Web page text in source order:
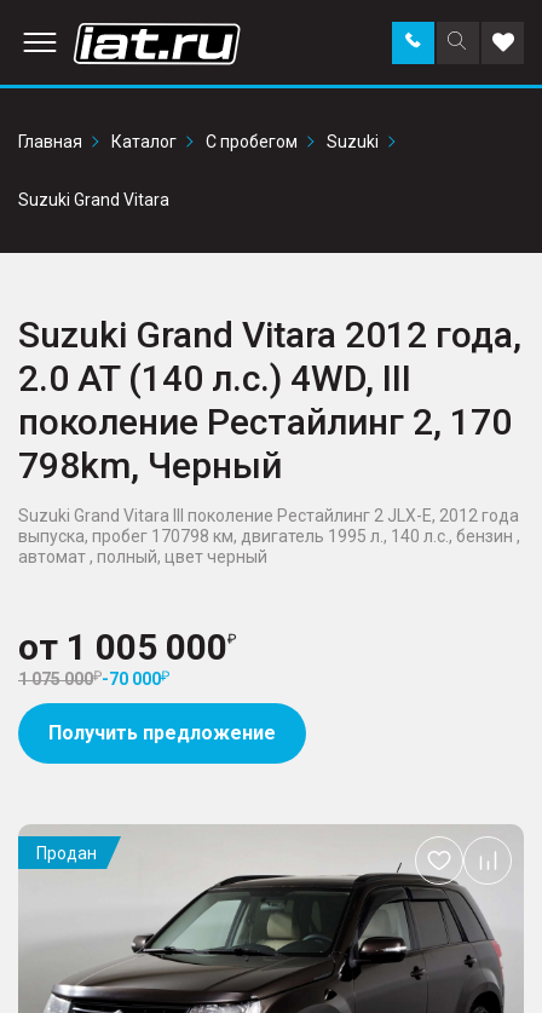
Поиск
по
Заказать
звонок в
Главная
Каталог С пробегом Suzuki
Suzuki Grand Vitara
Suzuki Grand Vitara 2012 года,
2.0 AT (140 л.с.) 4WD, III
поколение Рестайлинг 2, 170
798km, Черный
Suzuki Grand Vitara III поколение Рестайлинг 2 JLX-E, 2012 года
выпуска, пробег 170798 км, двигатель 1995 л., 140 л.с., бензин ,
автомат , полный, цвет черный
от 1 005 000
1 075 000 -70 000
Получить предложение
Продан
Добавить
в
избранное